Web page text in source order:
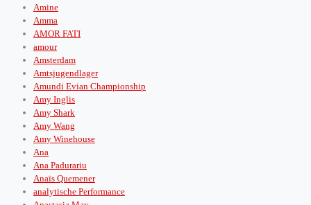
Amine
Amma
AMOR FATI
amour
Amsterdam
Amtsjugendlager
Amundi Evian Championship
Amy Inglis
Amy Shark
Amy Wang
Amy Winehouse
Ana
Ana Padurariu
Anaïs Quemener
analytische Performance